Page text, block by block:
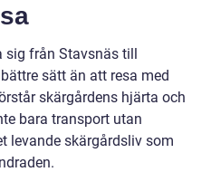
sig från Stavsnäs till
sätt än att resa med
skärgårdens hjärta och
bara transport utan
levande skärgårdsliv som